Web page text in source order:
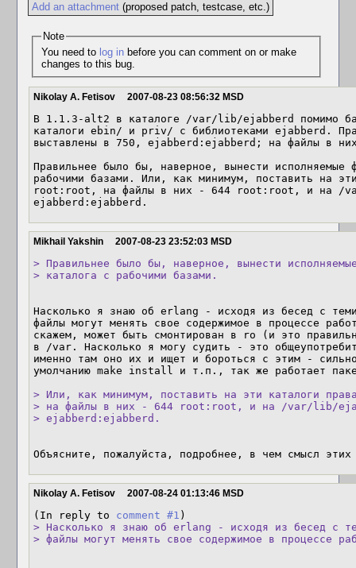
Add an attachment(proposed patch, testcase, etc.)
Note
You need to log inbefore you can comment on or make
changes to this bug.
Nikolay A. Fetisov 2007-08-23 08:56:32 MSD
В 1.1.3-alt2 в каталоге /var/lib/ejabberd помимо
каталоги ebin/ и priv/ с библиотеками ejabberd.
выставлены в 750, ejabberd:ejabberd; на файлы в
Правильнее было бы, наверное, вынести
рабочими базами. Или, как минимум, поставить на
root:root, на файлы в них - 644 root:root, и на /
ejabberd:ejabberd.
Mikhail Yakshin 2007-08-23 23:52:03 MSD
> Правильнее было бы, наверное, вынести
> каталога с рабочими базами.
Насколько я знаю об erlang - исходя из бесед с
файлы могут менять свое содержимое в процессе
скажем, может быть смонтирован в ro (и это
в /var. Насколько я могу судить - это
именно там оно их и ищет и бороться с этим -
умолчанию make install и т.п., так же работает
> Или, как минимум, поставить на эти каталоги
> на файлы в них - 644 root:root, и на /var/lib/
> ejabberd:ejabberd.
Объясните, пожалуйста, подробнее, в чем смысл этих
Nikolay A. Fetisov 2007-08-24 01:13:46 MSD
(In reply to comment #1
> Насколько я знаю об erlang - исходя из бесед с
> файлы могут менять свое содержимое в процессе